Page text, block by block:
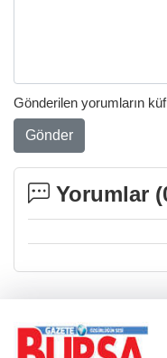
Gönderilen yorumların
Gönder
Yorumlar (